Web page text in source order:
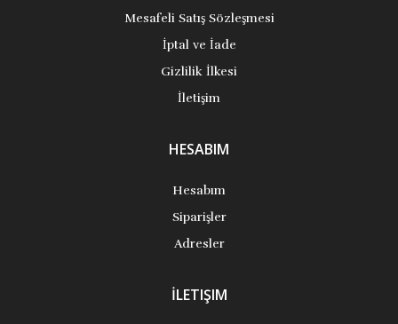
Mesafeli Satış Sözleşmesi
İptal ve İade
Gizlilik İlkesi
İletişim
HESABIM
Hesabım
Siparişler
Adresler
İLETIŞIM